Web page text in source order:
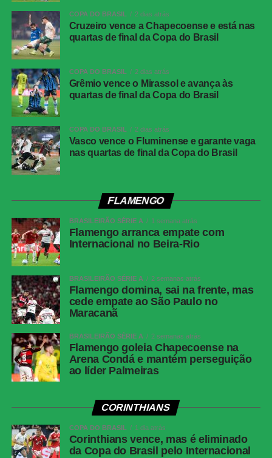
Brasília). Sem um de seus principais articuladores, a
Seleção buscará a vitória para seguir firme em sua
trajetória rumo ao título mundial.
COMENTE ABAIXO:
WhatsApp
Facebook
Messenger
LinkedIn
Share
COPA DO BRASIL 2 dias atrás
Cruzeiro vence a Chapecoense e está nas
quartas de final da Copa do Brasil
COPA DO BRASIL 2 dias atrás
Grêmio vence o Mirassol e avança às
quartas de final da Copa do Brasil
COPA DO BRASIL 2 dias atrás
Vasco vence o Fluminense e garante vaga
nas quartas de final da Copa do Brasil
FLAMENGO
BRASILEIRÃO SÉRIE A 1 semana atrás
Flamengo arranca empate com
Internacional no Beira-Rio
BRASILEIRÃO SÉRIE A 2 semanas atrás
Flamengo domina, sai na frente, mas
cede empate ao São Paulo no
Maracanã
BRASILEIRÃO SÉRIE A 2 semanas atrás
Flamengo goleia Chapecoense na
Arena Condá e mantém perseguição
ao líder Palmeiras
CORINTHIANS
COPA DO BRASIL 1 dia atrás
Corinthians vence, mas é eliminado
da Copa do Brasil pelo Internacional